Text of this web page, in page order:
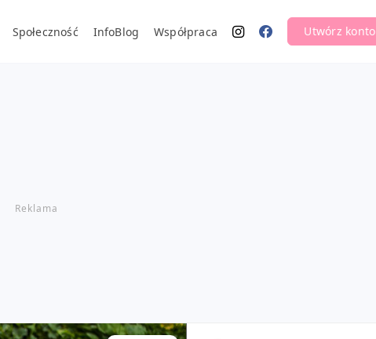
Społeczność InfoBlog Współpraca Utwórz konto